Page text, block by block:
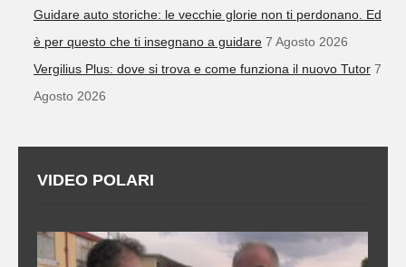
Guidare auto storiche: le vecchie glorie non ti perdonano. Ed
è per questo che ti insegnano a guidare 7 Agosto 2026
Vergilius Plus: dove si trova e come funziona il nuovo Tutor 7
Agosto 2026
VIDEO POLARI